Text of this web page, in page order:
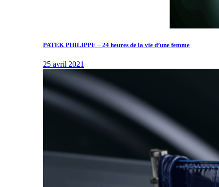
PATEK PHILIPPE – 24 heures de la vie d’une femme
25 avril 2021